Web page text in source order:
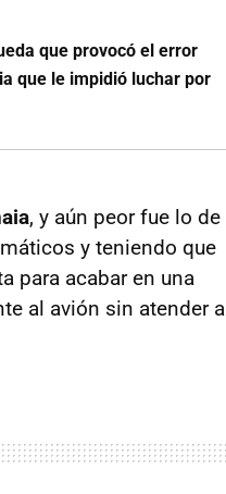
que provocó el error
que le impidió luchar por
, y aún peor fue lo de
y teniendo que
para acabar en una
al avión sin atender a